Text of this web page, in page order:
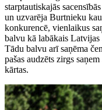
starptautiskajās
un uzvarēja Burtnieku
konkurencē, vienlaikus
balvu kā labākais Latvijas
Tādu balvu arī saņēma
pašas audzēts zirgs
kārtas.